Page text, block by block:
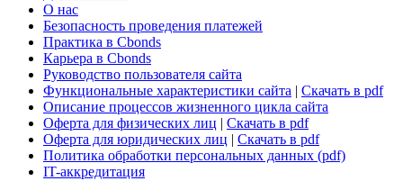
О нас
Безопасность проведения платежей
Практика в Cbonds
Карьера в Cbonds
Руководство пользователя сайта
Функциональные характеристики сайта | Скачать в pdf
Описание процессов жизненного цикла сайта
Оферта для физических лиц | Скачать в pdf
Оферта для юридических лиц | Скачать в pdf
Политика обработки персональных данных (pdf)
IT-аккредитация